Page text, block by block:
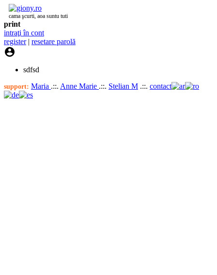
cama şcurti, aoa suntu tuti
print
intraţi în cont
register| resetare parolă

sdfsd
support: Maria .::. Anne Marie .::. Stelian M .::. contact